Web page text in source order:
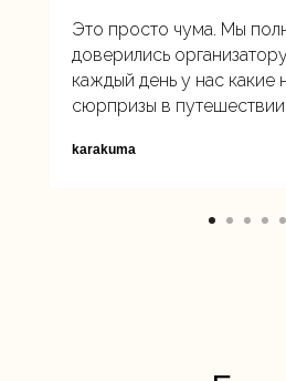
Это просто чума. Мы
доверились
каждый день у нас какие
сюрпризы в путешествии.
karakuma